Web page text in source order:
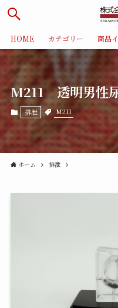
HOME カテゴリー 商品
M211 透明男性
排泄 M211
ホーム 排泄